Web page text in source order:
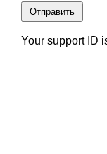
Отправить
Your support ID